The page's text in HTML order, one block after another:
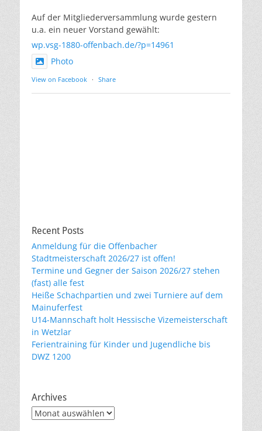
Auf der Mitgliederversammlung wurde gestern
u.a. ein neuer Vorstand gewählt:
wp.vsg-1880-offenbach.de/?p=14961
Photo
View on Facebook · Share
Recent Posts
Anmeldung für die Offenbacher
Stadtmeisterschaft 2026/27 ist offen!
Termine und Gegner der Saison 2026/27 stehen
(fast) alle fest
Heiße Schachpartien und zwei Turniere auf dem
Mainuferfest
U14-Mannschaft holt Hessische Vizemeisterschaft
in Wetzlar
Ferientraining für Kinder und Jugendliche bis
DWZ 1200
Archives
Archives